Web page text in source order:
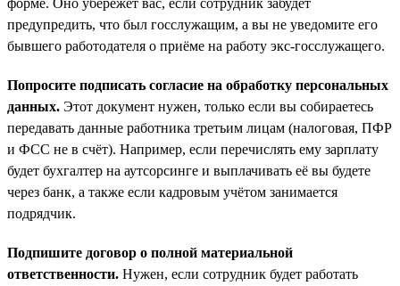
предупредить, что был госслужащим, а вы не уведомите его
бывшего работодателя о приёме на работу экс-госслужащего.
Попросите подписать согласие на обработку персональных
данных. Этот документ нужен, только если вы собираетесь
передавать данные работника третьим лицам (налоговая, ПФР
и ФСС не в счёт). Например, если перечислять ему зарплату
будет бухгалтер на аутсорсинге и выплачивать её вы будете
через банк, а также если кадровым учётом занимается
подрядчик.
Подпишите договор о полной материальной
ответственности. Нужен, если сотрудник будет работать